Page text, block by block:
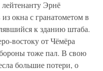
Эрнё
окна с гранатометом в
к зданию штаба.
востоку от Чёмёра
тоже пал. В свою
большие потери, о